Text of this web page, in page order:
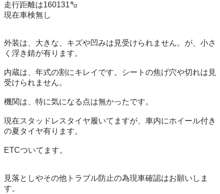
走行距離は160131㌔
現在車検無し
外装は、大きな、キズや凹みは見受けられません。が、小さ
く浮き錆が有ります。
内蔵は、年式の割にキレイです。シートの焦げ穴や切れは見
受けられません。
機関は、特に気になる点は無かったです。
現在スタッドレスタイヤ履いてますが、車内にホイール付き
の夏タイヤ有ります。
ETCついてます。
見落としやその他トラブル防止の為現車確認はお願いしま
す。